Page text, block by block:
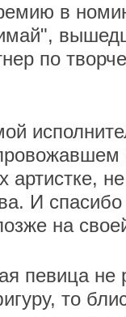
в
по
артистке,
И
на
певица не
то